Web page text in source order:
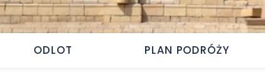
ODLOT PLAN PODRÓŻY